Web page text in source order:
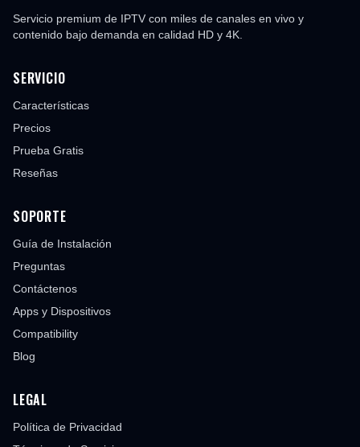
Servicio premium de IPTV con miles de canales en vivo y
contenido bajo demanda en calidad HD y 4K.
SERVICIO
Características
Precios
Prueba Gratis
Reseñas
SOPORTE
Guía de Instalación
Preguntas
Contáctenos
Apps y Dispositivos
Compatibility
Blog
LEGAL
Política de Privacidad